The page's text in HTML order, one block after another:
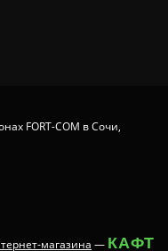
FORT-COM в Сочи,
магазина — КАФТ